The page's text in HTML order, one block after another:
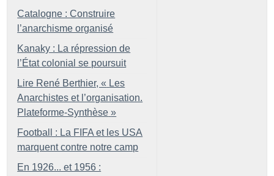
Catalogne : Construire
l’anarchisme organisé
Kanaky : La répression de
l’État colonial se poursuit
Lire René Berthier, « Les
Anarchistes et l’organisation.
Plateforme-Synthèse »
Football : La FIFA et les USA
marquent contre notre camp
En 1926... et 1956 :